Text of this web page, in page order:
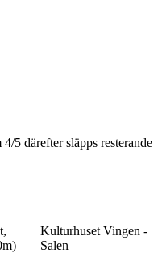
5 därefter släpps resterande
Kulturhuset Vingen -
Salen